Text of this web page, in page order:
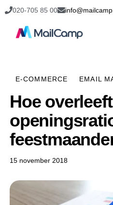
020-705 85 00
E-COMMERCE EMAIL
Hoe
15 november 2018